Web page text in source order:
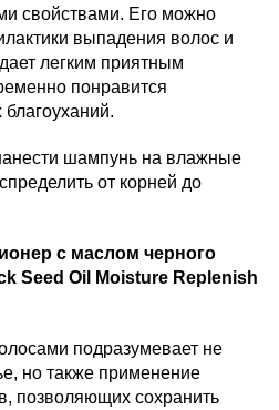
свойствами. Его можно
выпадения волос и
легким приятным
понравится
шампунь на влажные
от корней до
с маслом черного
Seed Oil Moisture Replenish
подразумевает не
но также применение
позволяющих сохранить